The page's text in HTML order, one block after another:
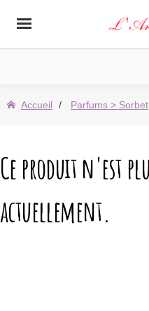
Accueil Parfums > Sorbet
Ce produit n'est
actuellement.